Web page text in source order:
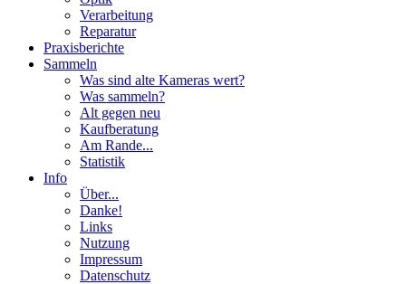
Verarbeitung
Reparatur
Praxisberichte
Sammeln
Was sind alte Kameras wert?
Was sammeln?
Alt gegen neu
Kaufberatung
Am Rande...
Statistik
Info
Über...
Danke!
Links
Nutzung
Impressum
Datenschutz